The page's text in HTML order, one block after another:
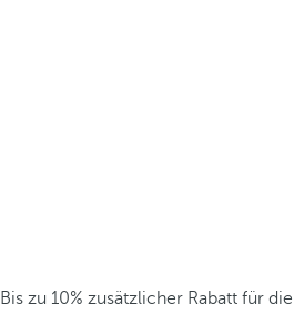
Bis zu 10% zusätzlicher Rabatt für